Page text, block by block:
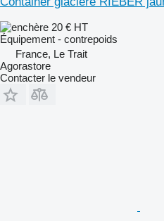
20 € HT
Équipement - contrepoids
France, Le Trait
Agorastore
Contacter le vendeur